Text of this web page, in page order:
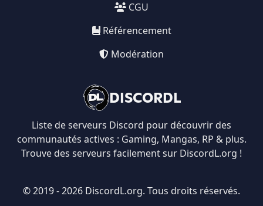
DISCORDL
Liste de serveurs Discord pour découvrir des
communautés actives : Gaming, Mangas, RP & plus.
Trouve des serveurs facilement sur DiscordL.org !
CGU
Référencement
Modération
© 2019 - 2026 DiscordL.org. Tous droits réservés.